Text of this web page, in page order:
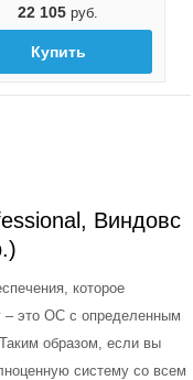
22 105руб.
Купить
Виндовс
которое
– это ОС с определенным
образом, если вы
систему со всем